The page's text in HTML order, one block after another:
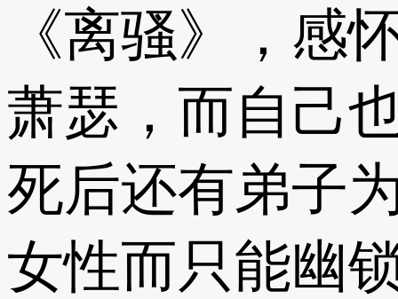
《离骚》，感
萧瑟，而自己
死后还有弟子
女性而只能幽